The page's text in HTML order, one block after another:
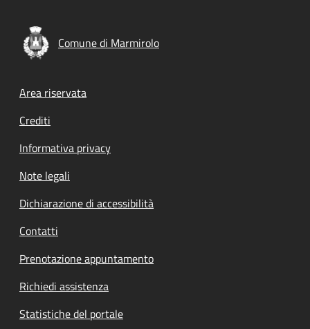
Comune di Marmirolo
Footer menu
Area riservata
Crediti
Informativa privacy
Note legali
Dichiarazione di accessibilità
Contatti
Prenotazione appuntamento
Richiedi assistenza
Statistiche del portale